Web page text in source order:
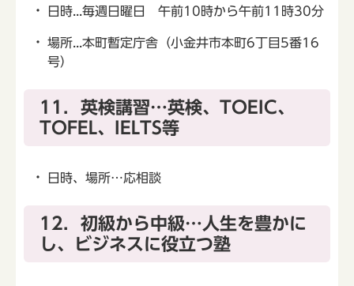
日時...毎週日曜日 午前10時から午前11時30分
場所...本町暫定庁舎（小金井市本町6丁目5番16
号）
11．英検講習…英検、TOEIC、
TOFEL、IELTS等
日時、場所…応相談
12．初級から中級…人生を豊かに
し、ビジネスに役立つ塾